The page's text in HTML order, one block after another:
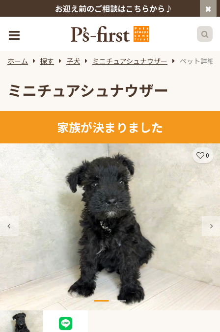
お迎え前のご相談はこちらから♪
ホーム 探す 子犬 ミニチュアシュナウザー ペット詳細
ミニチュアシュナウザー
家族が決まりました
0